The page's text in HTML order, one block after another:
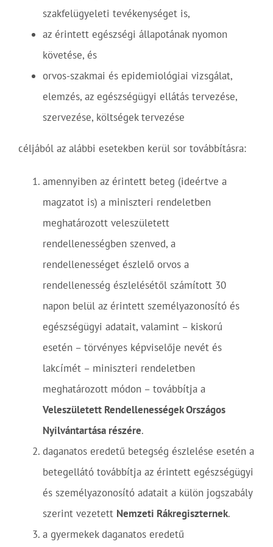
szakfelügyeleti tevékenységet is,
az érintett egészségi állapotának nyomon
követése, és
orvos-szakmai és epidemiológiai vizsgálat,
elemzés, az egészségügyi ellátás tervezése,
szervezése, költségek tervezése
céljából az alábbi esetekben kerül sor továbbításra:
amennyiben az érintett beteg (ideértve a
magzatot is) a miniszteri rendeletben
meghatározott veleszületett
rendellenességben szenved, a
rendellenességet észlelő orvos a
rendellenesség észlelésétől számított 30
napon belül az érintett személyazonosító és
egészségügyi adatait, valamint – kiskorú
esetén – törvényes képviselője nevét és
lakcímét – miniszteri rendeletben
meghatározott módon – továbbítja a
Veleszületett Rendellenességek Országos
Nyilvántartása részére.
daganatos eredetű betegség észlelése esetén a
betegellátó továbbítja az érintett egészségügyi
és személyazonosító adatait a külön jogszabály
szerint vezetett Nemzeti Rákregiszternek.
a gyermekek daganatos eredetű